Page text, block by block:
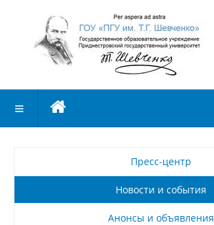
Пресс-центр
Новости и события
Анонсы и объявления